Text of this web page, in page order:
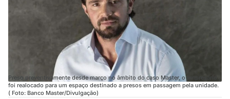
Preso preventivamente desde março no âmbito do caso Master, o empresário
foi realocado para um espaço destinado a presos em passagem pela unidade.
( Foto: Banco Master/Divulgação)